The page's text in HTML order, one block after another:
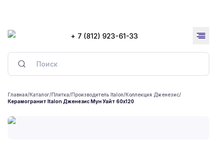
+ 7 (812) 923-61-33
Главная/Каталог/Плитка/Производитель Italon/Коллекция Дженезис/
Керамогранит Italon Дженезис Мун Уайт 60x120